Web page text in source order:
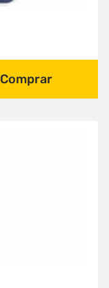
Comprar